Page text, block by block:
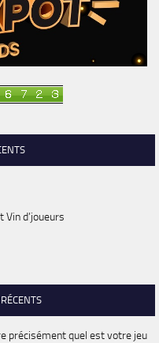
Vin d’joueurs
précisément quel est votre jeu